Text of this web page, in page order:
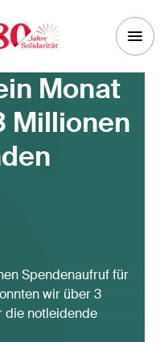
Monat
Millionen
Spendenaufruf für
wir über 3
die notleidende